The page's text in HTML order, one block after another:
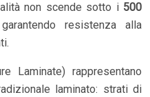
non scende sotto i 500
resistenza alla
Laminate) rappresentano
laminato: strati di